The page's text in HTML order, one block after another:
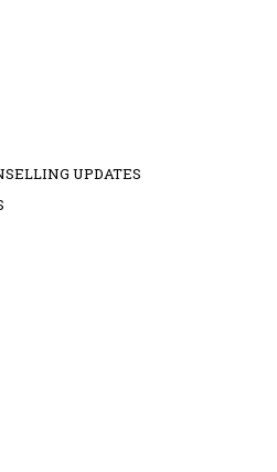
UPDATES